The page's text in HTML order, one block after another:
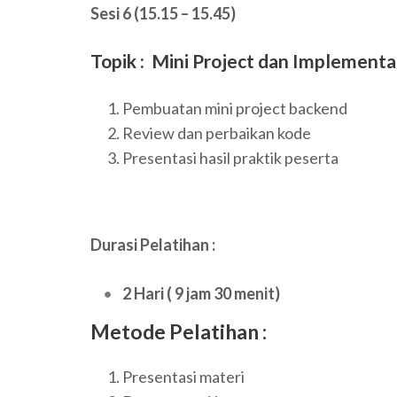
Sesi 6 (15.15 – 15.45)
Topik : Mini Project dan
Pembuatan mini project backend
Review dan perbaikan kode
Presentasi hasil praktik peserta
Durasi Pelatihan :
2 Hari ( 9 jam 30 menit)
Metode Pelatihan :
Presentasi materi